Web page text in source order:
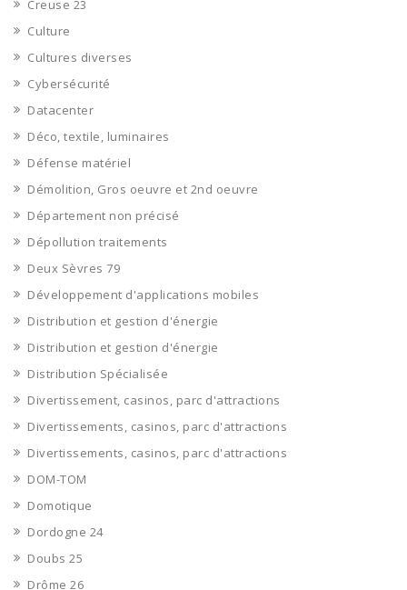
Creuse 23
Culture
Cultures diverses
Cybersécurité
Datacenter
Déco, textile, luminaires
Défense matériel
Démolition, Gros oeuvre et 2nd oeuvre
Département non précisé
Dépollution traitements
Deux Sèvres 79
Développement d'applications mobiles
Distribution et gestion d'énergie
Distribution et gestion d'énergie
Distribution Spécialisée
Divertissement, casinos, parc d'attractions
Divertissements, casinos, parc d'attractions
Divertissements, casinos, parc d'attractions
DOM-TOM
Domotique
Dordogne 24
Doubs 25
Drôme 26